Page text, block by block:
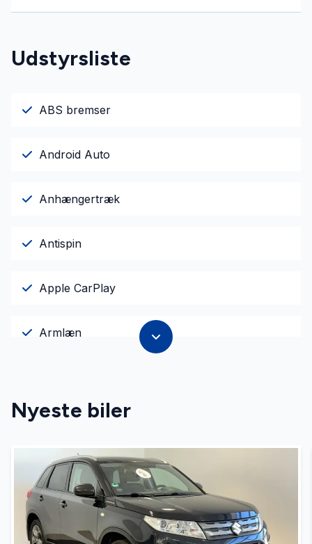
Udstyrsliste
ABS bremser
Android Auto
Anhængertræk
Antispin
Apple CarPlay
Armlæn
Automatgear
Automatisk lys
Automatisk nødbremse
Nyeste biler